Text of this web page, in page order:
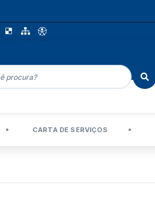
CARTA DE SERVIÇOS